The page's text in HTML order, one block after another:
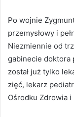
Po wojnie
przemysłowy i
Niezmiennie od
gabinecie doktora
został już tylko
zięć, lekarz
Ośrodku Zdrowia